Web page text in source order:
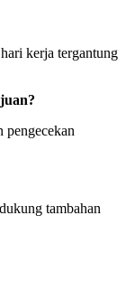
kerja tergantung
pengecekan
tambahan